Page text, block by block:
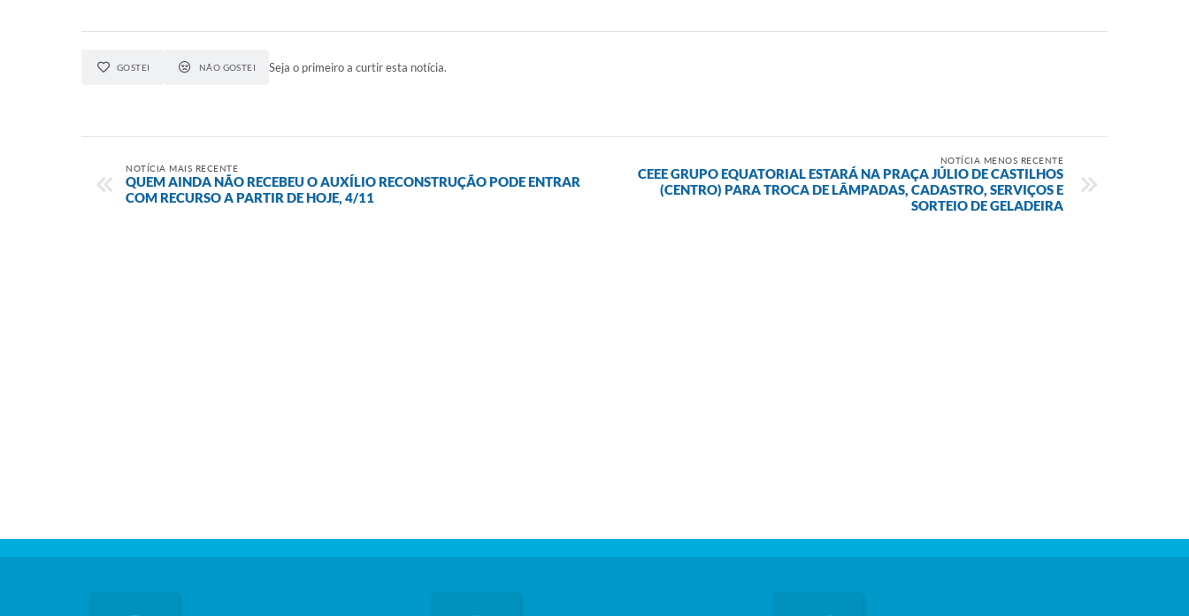
GOSTEI NÃO GOSTEI Seja o primeiro a curtir esta notícia.
NOTÍCIA MAIS RECENTE
QUEM AINDA NÃO RECEBEU O AUXÍLIO RECONSTRUÇÃO PODE ENTRAR
COM RECURSO A PARTIR DE HOJE, 4/11
NOTÍCIA MENOS RECENTE
CEEE GRUPO EQUATORIAL ESTARÁ NA PRAÇA JÚLIO DE CASTILHOS
(CENTRO) PARA TROCA DE LÂMPADAS, CADASTRO, SERVIÇOS E
SORTEIO DE GELADEIRA